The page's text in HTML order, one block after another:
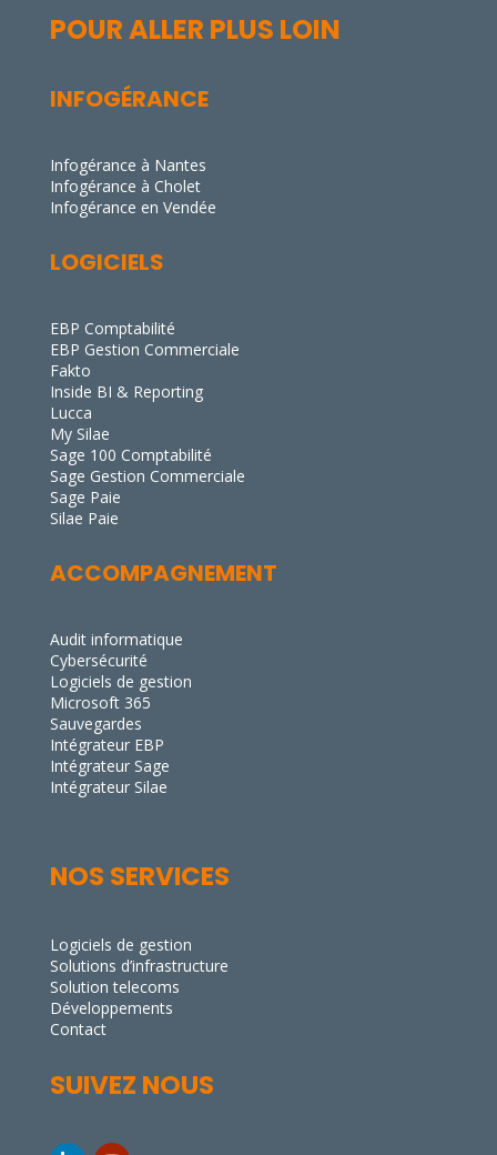
POUR ALLER PLUS LOIN
INFOGÉRANCE
Infogérance à Nantes
Infogérance à Cholet
Infogérance en Vendée
LOGICIELS
EBP Comptabilité
EBP Gestion Commerciale
Fakto
Inside BI & Reporting
Lucca
My Silae
Sage 100 Comptabilité
Sage Gestion Commerciale
Sage Paie
Silae Paie
ACCOMPAGNEMENT
Audit informatique
Cybersécurité
Logiciels de gestion
Microsoft 365
Sauvegardes
Intégrateur EBP
Intégrateur Sage
Intégrateur Silae
NOS SERVICES
Logiciels de gestion
Solutions d’infrastructure
Solution telecoms
Développements
Contact
SUIVEZ NOUS